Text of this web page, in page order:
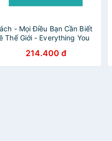
- Mọi Điều Bạn Cần Biết
Thế Giới - Everything You
214.400 đ